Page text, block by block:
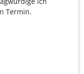
Termin.